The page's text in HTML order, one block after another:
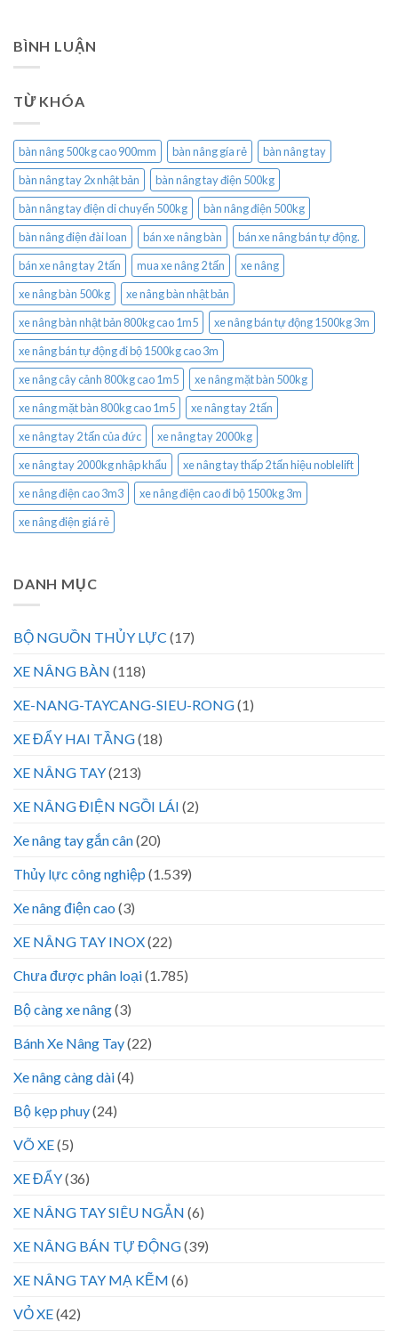
BÌNH LUẬN
TỪ KHÓA
bàn nâng 500kg cao 900mm bàn nâng gía rẻ
bàn nâng tay
bàn nâng tay 2x nhật bản
bàn nâng tay điện 500kg
bàn nâng tay điện di chuyển 500kg
bàn nâng điện 500kg
bàn nâng điện đài loan
bán xe nâng bàn
bán xe nâng bán tự động.
bán xe nâng tay 2 tấn
mua xe nâng 2 tấn
xe nâng
xe nâng bàn 500kg
xe nâng bàn nhật bản
xe nâng bàn nhật bản 800kg cao 1m5
xe nâng bán tự động 1500kg 3m
xe nâng bán tự động đi bộ 1500kg cao 3m
xe nâng cây cảnh 800kg cao 1m5
xe nâng mặt bàn 500kg
xe nâng mặt bàn 800kg cao 1m5
xe nâng tay 2 tấn
xe nâng tay 2 tấn của đức
xe nâng tay 2000kg
xe nâng tay 2000kg nhập khẩu
xe nâng tay thấp 2 tấn hiệu noblelift
xe nâng điện cao 3m3
xe nâng điện cao đi bộ 1500kg 3m
xe nâng điện giá rẻ
DANH MỤC
BỘ NGUỒN THỦY LỰC (17)
XE NÂNG BÀN (118)
XE-NANG-TAYCANG-SIEU-RONG(1)
XE ĐẨY HAI TẦNG(18)
XE NÂNG TAY(213)
XE NÂNG ĐIỆN NGỒI LÁI (2)
Xe nâng tay gắn cân(20)
Thủy lực công nghiệp (1.539)
Xe nâng điện cao (3)
XE NÂNG TAY INOX(22)
Chưa được phân loại(1.785)
Bộ càng xe nâng(3)
Bánh Xe Nâng Tay(22)
Xe nâng càng dài(4)
Bộ kẹp phuy(24)
VÕ XE(5)
XE ĐẨY(36)
XE NÂNG TAY SIÊU NGẮN (6)
XE NÂNG BÁN TỰ ĐỘNG(39)
XE NÂNG TAY MẠ KẼM (6)
VỎ XE(42)